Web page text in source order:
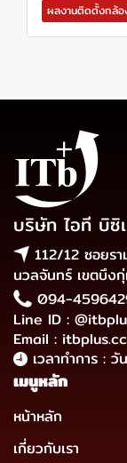
ผลงานติดตั้งกล้อ
บริษัท ไอที บิ
112/12 ซอยร
นวลจันทร์ เขตบึง
094-
Line ID :
Email :
เวลาทำการ :
เมนูหลัก
หน้าหลัก
เกี่ยวกับเรา